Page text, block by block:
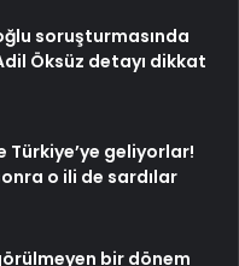
soruşturmasında
Öksüz detayı dikkat
Türkiye’ye geliyorlar!
o ili de sardılar
bir dönem